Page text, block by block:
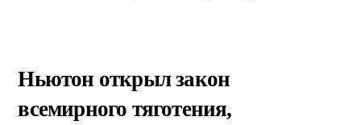
Ньютон открыл закон
всемирного тяготения,